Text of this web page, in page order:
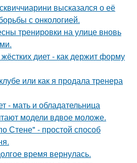
высказался о её
с онкологией.
тренировки на улице вновь
жёстких диет - как держит форму
или как я продала тренера
- мать и обладательница
модели вдвое моложе.
Стене" - простой способ
время вернулась.